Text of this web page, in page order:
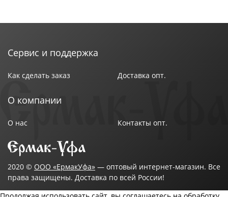
самостоятельно.
Преимущества мебели:
торцы от влаги и механических повреждений.
2. Широкий выбор размеров и цветовых решений
материала.
Сервис и поддержка
Как сделать заказ Доставка опт.
О компании
О нас Контакты опт.
2020 © ООО «ЕрмакУфа» — оптовый интернет-магазин. Все
права защищены. Доставка по всей России!